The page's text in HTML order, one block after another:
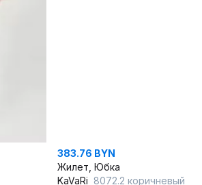
383.76 BYN
Жилет, Юбка
KaVaRi 8072.2 коричневый